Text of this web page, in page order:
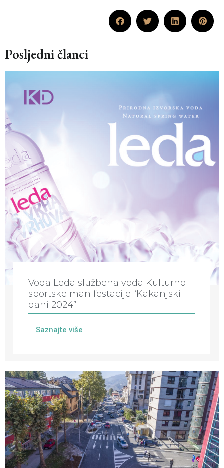
Posljedni članci
Voda Leda službena voda Kulturno-
sportske manifestacije “Kakanjski
dani 2024”
Saznajte više